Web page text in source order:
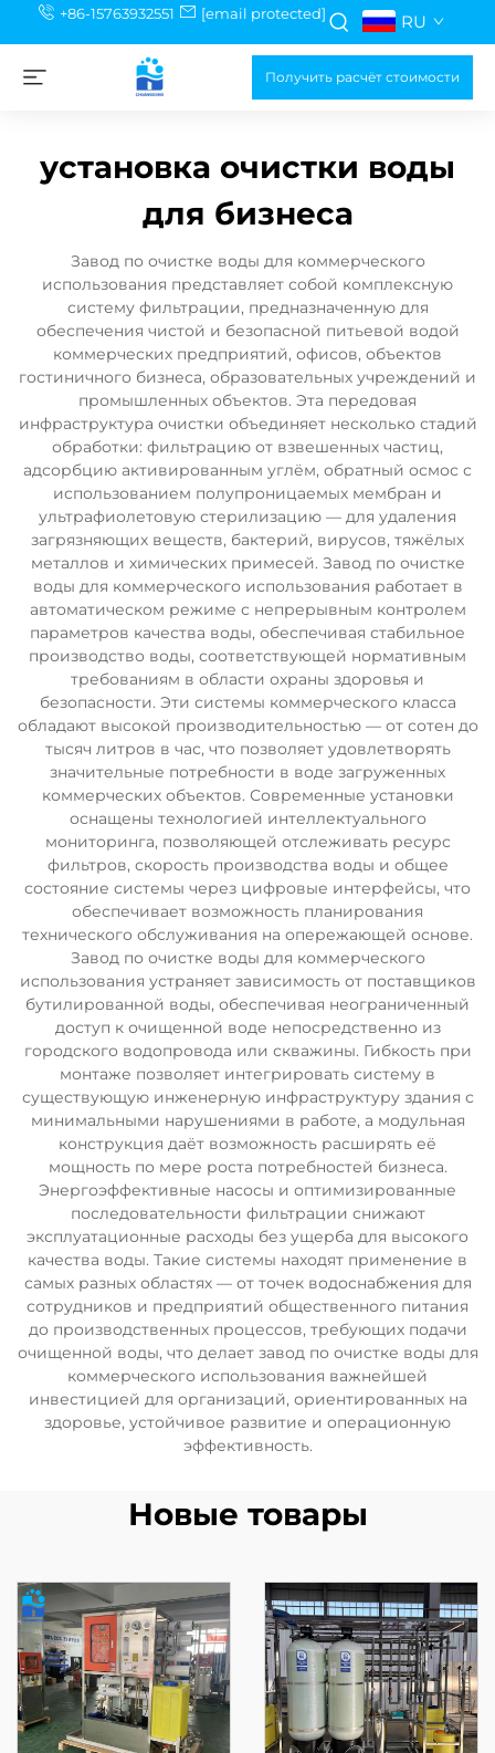
+86-15763932551 [email protected] RU
Получить расчёт стоимости
установка очистки воды
для бизнеса
Завод по очистке воды для коммерческого
использования представляет собой комплексную
систему фильтрации, предназначенную для
обеспечения чистой и безопасной питьевой водой
коммерческих предприятий, офисов, объектов
гостиничного бизнеса, образовательных учреждений и
промышленных объектов. Эта передовая
инфраструктура очистки объединяет несколько стадий
обработки: фильтрацию от взвешенных частиц,
адсорбцию активированным углём, обратный осмос с
использованием полупроницаемых мембран и
ультрафиолетовую стерилизацию — для удаления
загрязняющих веществ, бактерий, вирусов, тяжёлых
металлов и химических примесей. Завод по очистке
воды для коммерческого использования работает в
автоматическом режиме с непрерывным контролем
параметров качества воды, обеспечивая стабильное
производство воды, соответствующей нормативным
требованиям в области охраны здоровья и
безопасности. Эти системы коммерческого класса
обладают высокой производительностью — от сотен до
тысяч литров в час, что позволяет удовлетворять
значительные потребности в воде загруженных
коммерческих объектов. Современные установки
оснащены технологией интеллектуального
мониторинга, позволяющей отслеживать ресурс
фильтров, скорость производства воды и общее
состояние системы через цифровые интерфейсы, что
обеспечивает возможность планирования
технического обслуживания на опережающей основе.
Завод по очистке воды для коммерческого
использования устраняет зависимость от поставщиков
бутилированной воды, обеспечивая неограниченный
доступ к очищенной воде непосредственно из
городского водопровода или скважины. Гибкость при
монтаже позволяет интегрировать систему в
существующую инженерную инфраструктуру здания с
минимальными нарушениями в работе, а модульная
конструкция даёт возможность расширять её
мощность по мере роста потребностей бизнеса.
Энергоэффективные насосы и оптимизированные
последовательности фильтрации снижают
эксплуатационные расходы без ущерба для высокого
качества воды. Такие системы находят применение в
самых разных областях — от точек водоснабжения для
сотрудников и предприятий общественного питания
до производственных процессов, требующих подачи
очищенной воды, что делает завод по очистке воды для
коммерческого использования важнейшей
инвестицией для организаций, ориентированных на
здоровье, устойчивое развитие и операционную
эффективность.
Новые товары